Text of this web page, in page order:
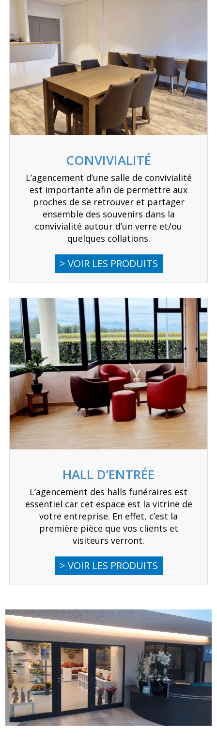
CONVIVIALITÉ
L’agencement d’une salle de convivialité
est importante afin de permettre aux
proches de se retrouver et partager
ensemble des souvenirs dans la
convivialité autour d’un verre et/ou
quelques collations.
> VOIR LES PRODUITS
HALL D’ENTRÉE
L’agencement des halls funéraires est
essentiel car cet espace est la vitrine de
votre entreprise. En effet, c’est la
première pièce que vos clients et
visiteurs verront.
> VOIR LES PRODUITS